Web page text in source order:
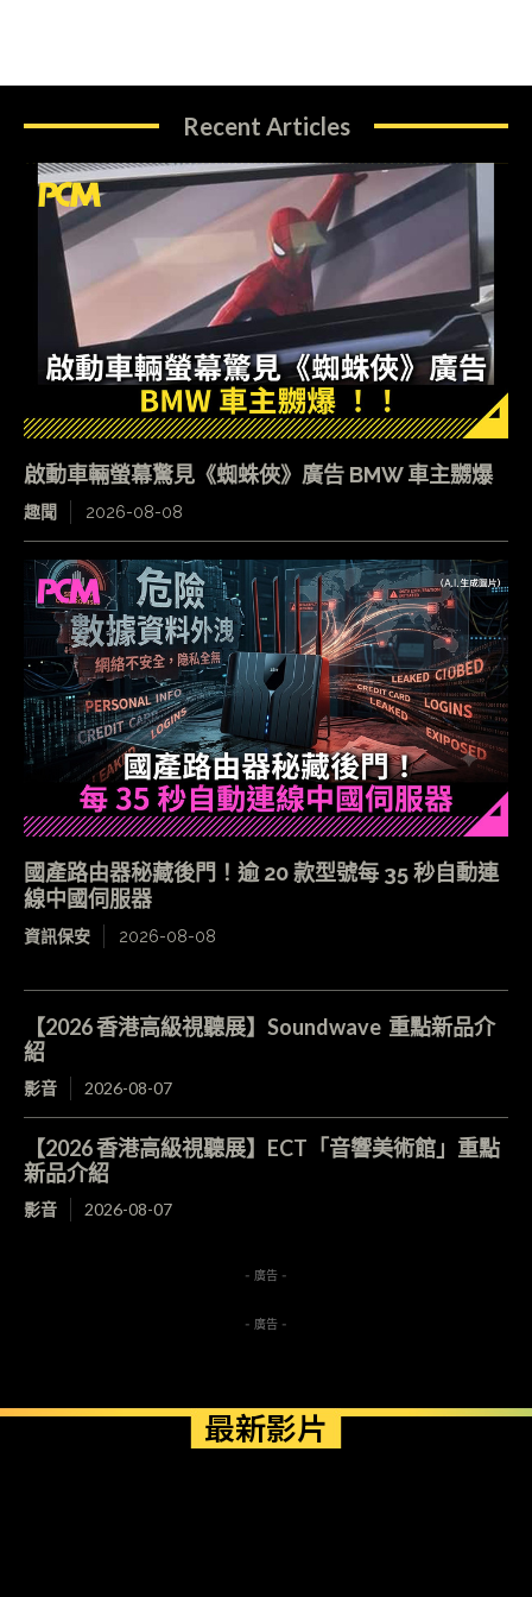
Recent Articles
啟動車輛螢幕驚見《蜘蛛俠》廣告 BMW 車主嬲爆
趣聞 2026-08-08
國產路由器秘藏後門！逾 20 款型號每 35 秒自動連
線中國伺服器
資訊保安 2026-08-08
【2026 香港高級視聽展】Soundwave 重點新品介
紹
影音 2026-08-07
【2026 香港高級視聽展】ECT「音響美術館」重點
新品介紹
影音 2026-08-07
- 廣告 -
- 廣告 -
最新影片